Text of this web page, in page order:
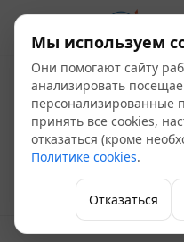
Переход
108х4,0-
Переходы
Мы используем
Они помогают сайту
анализировать
персонализированные
принять все cookies,
отказаться (кроме
Политике cookies.
Отказаться